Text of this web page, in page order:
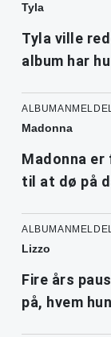
Tyla
Tyla ville
album har
Madonna
Madonna
til at dø på
Lizzo
Fire års
på, hvem